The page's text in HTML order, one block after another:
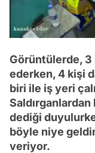
/
Görüntülerde,
ederken, 4 kişi
biri ile iş yeri
Saldırganlardan
dediği
böyle niye
veriyor.